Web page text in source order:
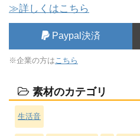
≫詳しくはこちら
Paypal決済
※企業の方は こちら
素材のカテゴリ
生活音